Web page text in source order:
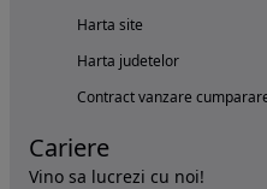
Harta site
Harta judetelor
Contract vanzare
Cariere
Vino sa lucrezi cu noi!